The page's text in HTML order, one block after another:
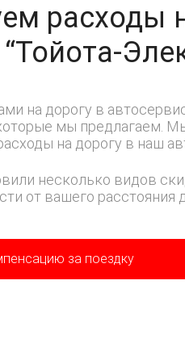
расходы
“Тойота-
на дорогу в
мы предлагаем.
на дорогу в наш
несколько видов
от вашего расстояния
за поездку